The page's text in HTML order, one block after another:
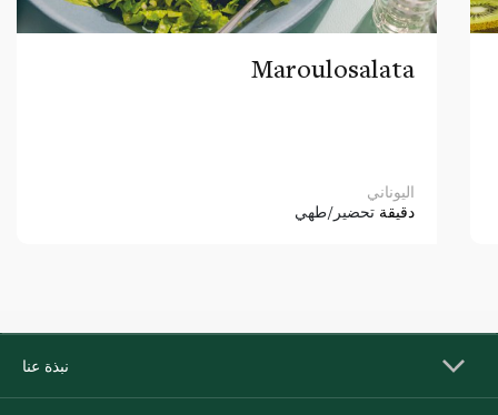
Maroulosalata
اليوناني
دقيقة تحضير/طهي
نبذة عنا